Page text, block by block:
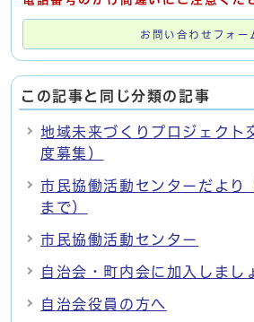
お問い合わせフォー
この記事と同じ分類の記事
地域未来づくりプロジェクト
度募集）
市民協働活動センターだより
まで）
市民協働活動センター
自治会・町内会に加入しまし
自治会役員の方へ